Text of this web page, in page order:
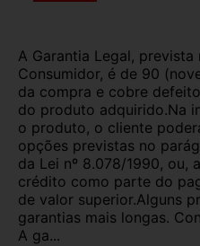
A Garantia Legal,
Consumidor, é de 90
da compra e cobre
do produto adquirido.Na
o produto, o cliente
opções previstas no
da Lei nº 8.078/1990, ou,
crédito como parte do
de valor superior.Alguns
garantias mais longas.
A ga...